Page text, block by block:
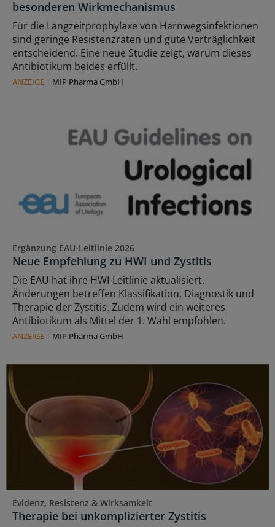
besonderen Wirkmechanismus
Für die Langzeitprophylaxe von Harnwegsinfektionen
sind geringe Resistenzraten und gute Verträglichkeit
entscheidend. Eine neue Studie zeigt, warum dieses
Antibiotikum beides erfüllt.
ANZEIGE | MIP Pharma GmbH
Ergänzung EAU-Leitlinie 2026
Neue Empfehlung zu HWI und Zystitis
Die EAU hat ihre HWI-Leitlinie aktualisiert.
Änderungen betreffen Klassifikation, Diagnostik und
Therapie der Zystitis. Zudem wird ein weiteres
Antibiotikum als Mittel der 1. Wahl empfohlen.
ANZEIGE | MIP Pharma GmbH
Evidenz, Resistenz & Wirksamkeit
Therapie bei unkomplizierter Zystitis